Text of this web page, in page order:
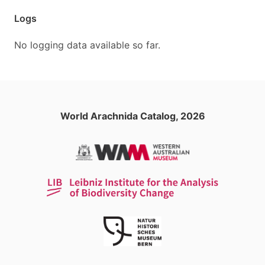
Logs
No logging data available so far.
World Arachnida Catalog, 2026